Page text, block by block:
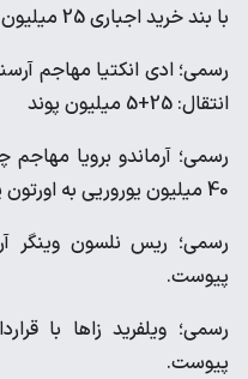
با بند خرید اجباری 25 میلیون یورویی به آاس رم پیوست.
رسمی؛ ادی انکتیا مهاجم
انتقال: 25+5 میلیون پوند
رسمی؛ آرماندو برویا
40 میلیون یوروریی به اورتون پیوست.
رسمی؛ ریس نلسون وینگر
پیوست‌.
رسمی؛ ویلفرید زاها با
پیوست.